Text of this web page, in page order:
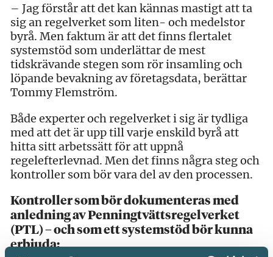
– Jag förstår att det kan kännas mastigt att ta
sig an regelverket som liten- och medelstor
byrå. Men faktum är att det finns flertalet
systemstöd som underlättar de mest
tidskrävande stegen som rör insamling och
löpande bevakning av företagsdata, berättar
Tommy Flemström.
Både experter och regelverket i sig är tydliga
med att det är upp till varje enskild byrå att
hitta sitt arbetssätt för att uppnå
regelefterlevnad. Men det finns några steg och
kontroller som bör vara del av den processen.
Kontroller som bör dokumenteras med
anledning av Penningtvättsregelverket
(PTL) – och som ett systemstöd bör kunna
erbjuda: